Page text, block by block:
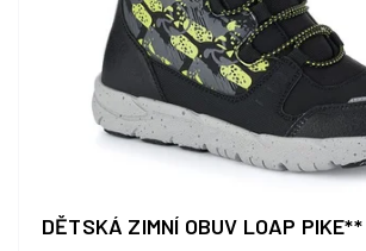
DĚTSKÁ ZIMNÍ OBUV LOAP PIKE**